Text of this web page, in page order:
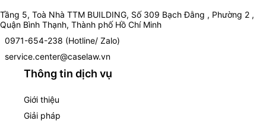
Tầng 5, Toà Nhà TTM BUILDING, Số 309 Bạch Đằng , Phường 2 ,
Quận Bình Thạnh, Thành phố Hồ Chí Minh
0971-654-238 (Hotline/ Zalo)
service.center@caselaw.vn
Thông tin dịch vụ
Giới thiệu
Giải pháp